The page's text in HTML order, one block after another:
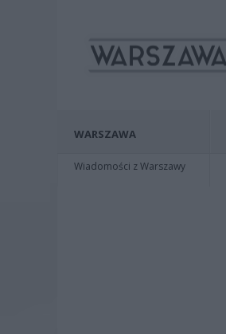
WARSZAWA
Wiadomości z Warszawy